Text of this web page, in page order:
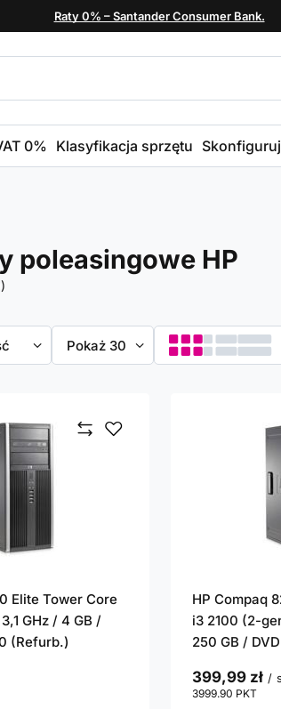
Raty 0% – Santander Consumer Bank.
0% Klasyfikacja sprzętu
poleasingowe HP
)
Zmień ilość wyświetlanych
Pokaż 30
Elite Tower Core
GHz / 4 GB /
(Refurb.)
HP Compaq
i3 2100 (2-
250 GB /
399,99 zł /
3999.90 PKT